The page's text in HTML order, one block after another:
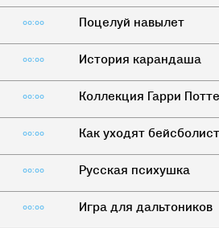
00:00 Поцелуй навылет
00:00 История карандаша
00:00 Коллекция Гарри
00:00 Как уходят
00:00 Русская психушка
00:00 Игра для дальтоников